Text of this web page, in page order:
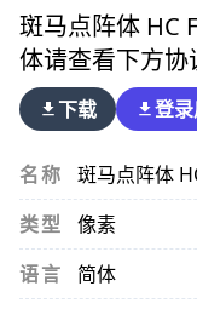
斑马点阵体 HC
体请查看下方协
下载 登
名称 斑马点阵体
类型
像素
语言
简体